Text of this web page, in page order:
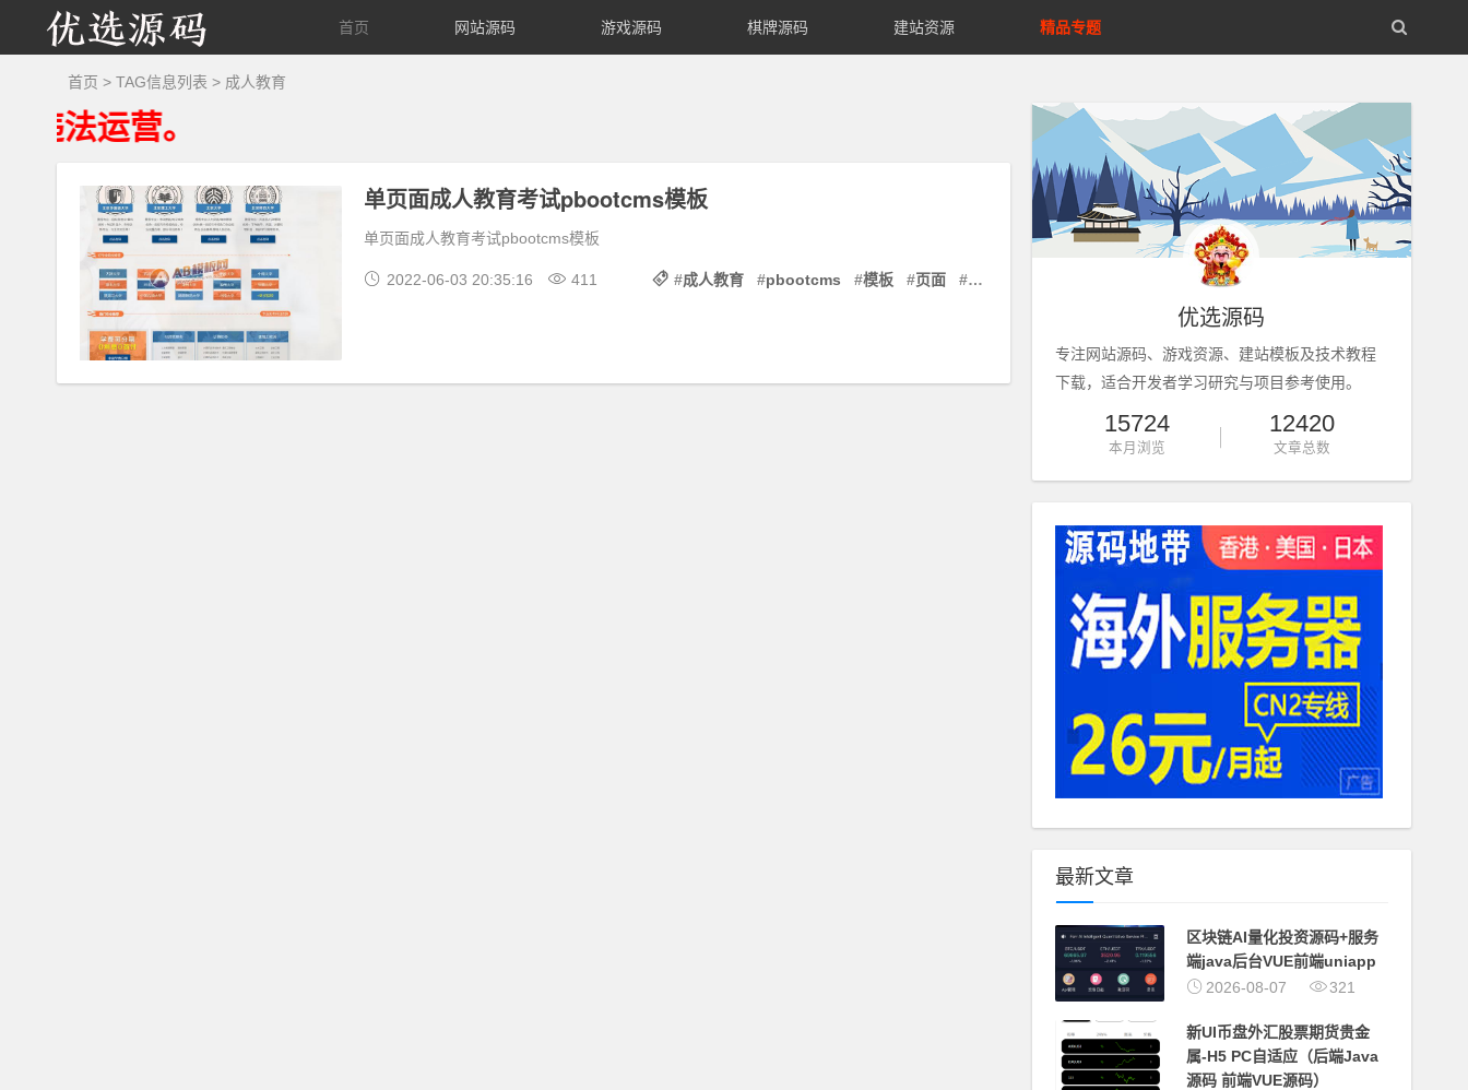
优
源
首页 网站源码 游戏源码 棋牌源码 建站资源 精品专题
首页 > TAG信息列表 > 成人教育
运营。
单页面成人教育考试pbootcms模板
单页面成人教育考试pbootcms模板
2022-06-03 20:35:16 411 #成人教育 #pbootcms #模板 #页面 #考试
优选源码
专注网站源码、游戏资源、建站模板及技术教程
下载，适合开发者学习研究与项目参考使用。
15724
本月浏览
12420
文章总数
最新文章
区块链AI量化投资源码+服务
端java后台VUE前端uniapp
2026-08-07
321
新UI币盘外汇股票期货贵金
属-H5 PC自适应（后端Java
源码 前端VUE源码）